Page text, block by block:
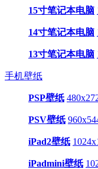
15寸笔记本电脑
14寸笔记本电脑
13寸笔记本电脑
手机壁纸
PSP壁纸
PSV壁纸
iPad2壁纸
iPadmini壁纸